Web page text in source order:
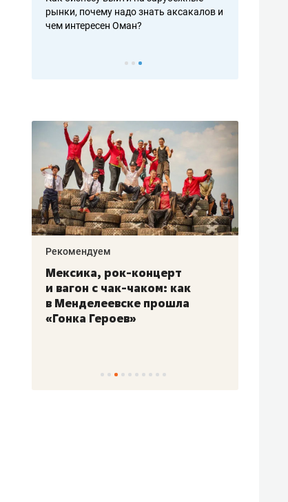
рынки, почему надо знать аксакалов и
чем интересен Оман?
Рекомендуем
Мексика, рок-концерт
и вагон с чак-чаком: как
в Менделеевске прошла
«Гонка Героев»